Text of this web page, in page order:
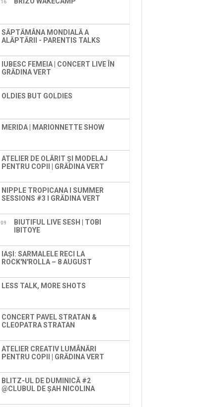
16
SĂPTĂMÂNA MONDIALĂ A
ALĂPTĂRII - PARENTIS TALKS
IUBESC FEMEIA | CONCERT LIVE ÎN
GRĂDINA VERT
OLDIES BUT GOLDIES
MERIDA | MARIONNETTE SHOW
ATELIER DE OLĂRIT ȘI MODELAJ
PENTRU COPII | GRĂDINA VERT
NIPPLE TROPICANA I SUMMER
SESSIONS #3 I GRĂDINA VERT
09
BIUTIFUL LIVE SESH | TOBI
IBITOYE
IAȘI: SARMALELE RECI LA
ROCK'N'ROLLA – 8 AUGUST
LESS TALK, MORE SHOTS
CONCERT PAVEL STRATAN &
CLEOPATRA STRATAN
ATELIER CREATIV LUMÂNĂRI
PENTRU COPII | GRĂDINA VERT
BLITZ-UL DE DUMINICĂ #2
@CLUBUL DE ȘAH NICOLINA